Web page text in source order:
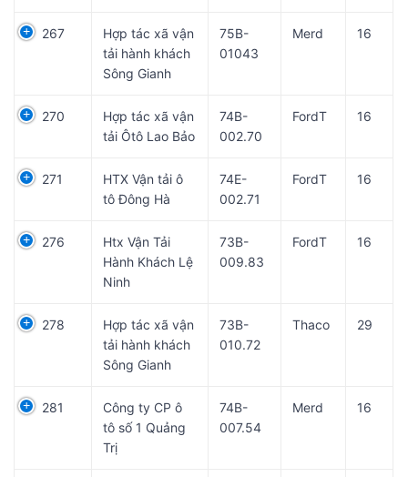
267
Hợp tác xã vận
tải hành khách
Sông Gianh
75B-
01043
Merd 16
270
Hợp tác xã vận
tải Ôtô Lao Bảo
74B-
002.70
FordT 16
271
HTX Vận tải ô
tô Đông Hà
74E-
002.71
FordT 16
276
Htx Vận Tải
Hành Khách Lệ
Ninh
73B-
009.83
FordT 16
278
Hợp tác xã vận
tải hành khách
Sông Gianh
73B-
010.72
Thaco 29
281
Công ty CP ô
tô số 1 Quảng
Trị
74B-
007.54
Merd 16